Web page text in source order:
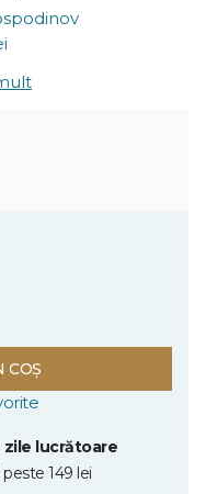
COȘ
zile lucrătoare
149 lei